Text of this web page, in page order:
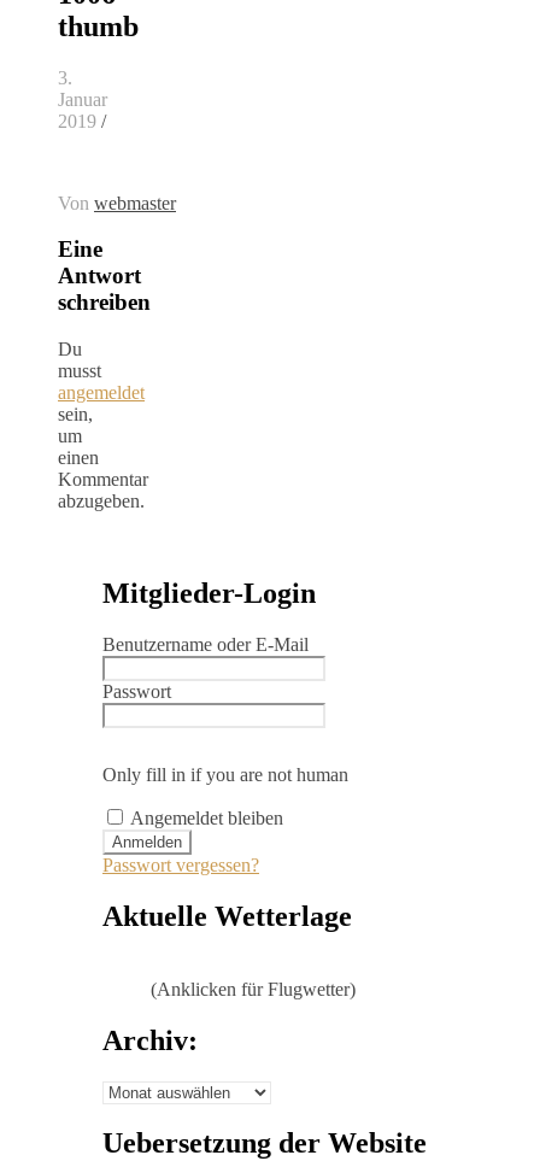
thumb
3.
Januar
2019 /
Von webmaster
Eine
Antwort
schreiben
Du
musst
angemeldet
sein,
um
einen
Kommentar
abzugeben.
Mitglieder-Login
Benutzername oder E-Mail
Passwort
Only fill in if you are not human
Angemeldet bleiben
Passwort vergessen?
Aktuelle Wetterlage
(Anklicken für Flugwetter)
Archiv:
Archiv:
Uebersetzung der Website